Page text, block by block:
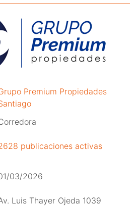
Premium Propiedades
publicaciones activas
03/2026
Luis Thayer Ojeda 1039